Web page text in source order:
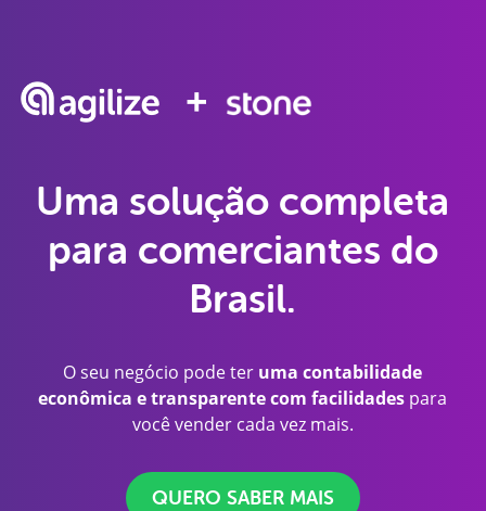
+
Uma solução completa
para comerciantes do
Brasil.
O seu negócio pode ter uma contabilidade
econômica e transparente com facilidades para
você vender cada vez mais.
QUERO SABER MAIS